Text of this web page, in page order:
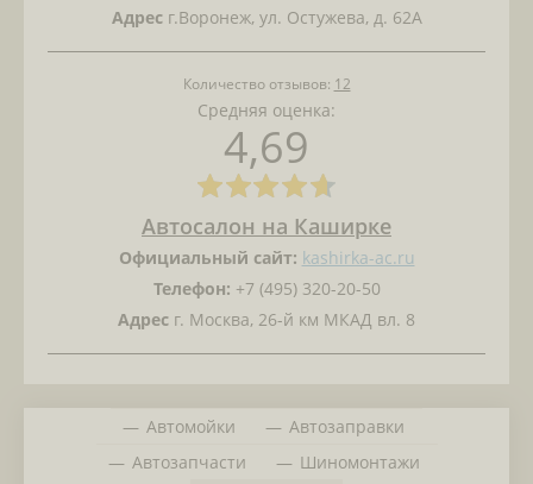
Адресг.Воронеж, ул. Остужева, д. 62А
Количество отзывов: 12
Средняя оценка:
4,69
Автосалон на Каширке
Официальный сайт: kashirka-ac.ru
Телефон: +7 (495) 320-20-50
Адрес г. Москва, 26-й км МКАД вл. 8
Автомойки
Автозаправки
Автозапчасти
Шиномонтажи